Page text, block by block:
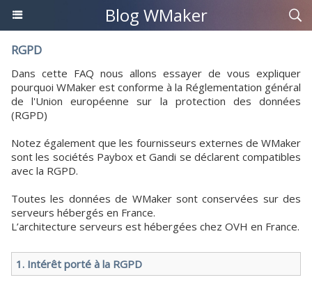
Blog WMaker
RGPD
Dans cette FAQ nous allons essayer de vous expliquer
pourquoi WMaker est conforme à la Réglementation général
de l'Union européenne sur la protection des données
(RGPD)
Notez également que les fournisseurs externes de WMaker
sont les sociétés Paybox et Gandi se déclarent compatibles
avec la RGPD.
Toutes les données de WMaker sont conservées sur des
serveurs hébergés en France.
L’architecture serveurs est hébergées chez OVH en France.
1. Intérêt porté à la RGPD